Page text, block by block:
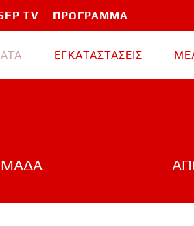
TV ΠΡΟΓΡΑΜΜΑ
ΕΓΚΑΤΑΣΤΑΣΕΙΣ